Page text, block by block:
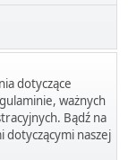
dotyczące
ważnych
Bądź na
dotyczącymi naszej